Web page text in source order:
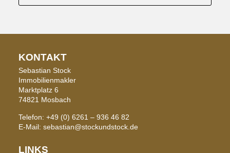
KONTAKT
Sebastian Stock
Immobilienmakler
Marktplatz 6
74821 Mosbach
Telefon: +49 (0) 6261 – 936 46 82
E-Mail: sebastian@stockundstock.de
LINKS